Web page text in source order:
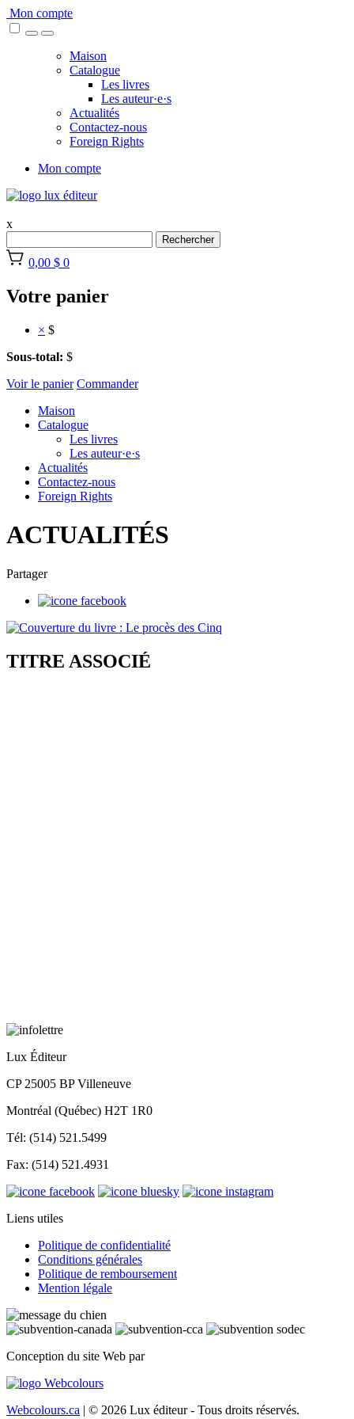
Skip
to
Mon compte
Maison
Catalogue
Les livres
Les auteur·e·s
Actualités
Contactez-nous
Foreign Rights
Mon compte
x
Rechercher
0,00 $ 0
Votre panier
× $
Sous-total: $
Voir le panier Commander
Maison
Catalogue
Les livres
Les auteur·e·s
Actualités
Contactez-nous
Foreign Rights
ACTUALITÉS
Partager
TITRE ASSOCIÉ
Lux Éditeur
CP 25005 BP Villeneuve
Montréal (Québec) H2T 1R0
Tél: (514) 521.5499
Fax: (514) 521.4931
Liens utiles
Politique de confidentialité
Conditions générales
Politique de remboursement
Mention légale
Conception du site Web par
Webcolours.ca | © 2026 Lux éditeur - Tous droits réservés.